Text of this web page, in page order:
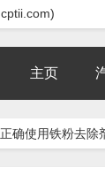
主页
确使用铁粉去除